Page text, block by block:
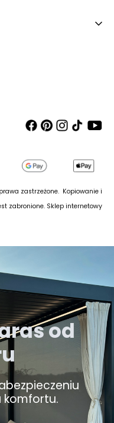
zastrzeżone. Kopiowanie i
zabronione. Sklep internetowy
od
komfortu.